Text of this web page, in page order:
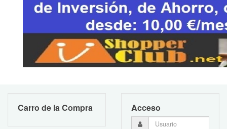
Carro de la Compra Acceso